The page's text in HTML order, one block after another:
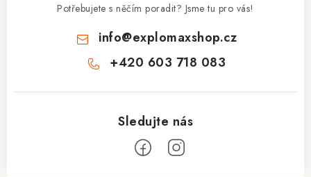
Potřebujete s něčím poradit? Jsme tu pro vás!
info@explomaxshop.cz
+420 603 718 083